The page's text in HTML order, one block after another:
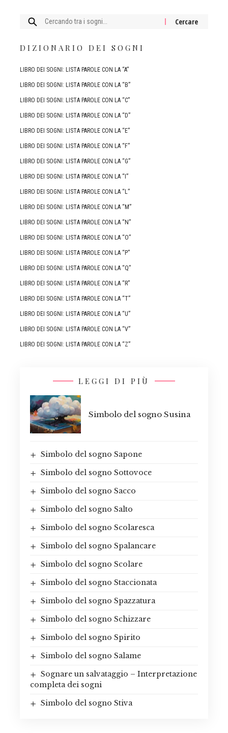
Cercare:
DIZIONARIO DEI SOGNI
LIBRO DEI SOGNI: LISTA PAROLE CON LA “A”
LIBRO DEI SOGNI: LISTA PAROLE CON LA “B”
LIBRO DEI SOGNI: LISTA PAROLE CON LA “C”
LIBRO DEI SOGNI: LISTA PAROLE CON LA “D”
LIBRO DEI SOGNI: LISTA PAROLE CON LA “E”
LIBRO DEI SOGNI: LISTA PAROLE CON LA “F”
LIBRO DEI SOGNI: LISTA PAROLE CON LA “G”
LIBRO DEI SOGNI: LISTA PAROLE CON LA “I”
LIBRO DEI SOGNI: LISTA PAROLE CON LA “L”
LIBRO DEI SOGNI: LISTA PAROLE CON LA “M”
LIBRO DEI SOGNI: LISTA PAROLE CON LA “N”
LIBRO DEI SOGNI: LISTA PAROLE CON LA “O”
LIBRO DEI SOGNI: LISTA PAROLE CON LA “P”
LIBRO DEI SOGNI: LISTA PAROLE CON LA “Q”
LIBRO DEI SOGNI: LISTA PAROLE CON LA “R”
LIBRO DEI SOGNI: LISTA PAROLE CON LA “T”
LIBRO DEI SOGNI: LISTA PAROLE CON LA “U”
LIBRO DEI SOGNI: LISTA PAROLE CON LA “V”
LIBRO DEI SOGNI: LISTA PAROLE CON LA “Z”
LEGGI DI PIÙ
Simbolo del sogno Susina
Simbolo del sogno Sapone
Simbolo del sogno Sottovoce
Simbolo del sogno Sacco
Simbolo del sogno Salto
Simbolo del sogno Scolaresca
Simbolo del sogno Spalancare
Simbolo del sogno Scolare
Simbolo del sogno Staccionata
Simbolo del sogno Spazzatura
Simbolo del sogno Schizzare
Simbolo del sogno Spirito
Simbolo del sogno Salame
Sognare un salvataggio – Interpretazione
completa dei sogni
Simbolo del sogno Stiva